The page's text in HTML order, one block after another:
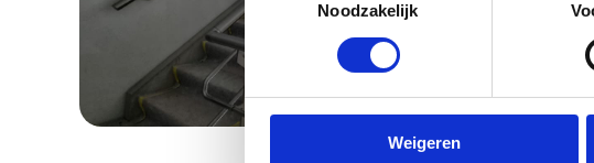
Noodzakelijk
Weigeren